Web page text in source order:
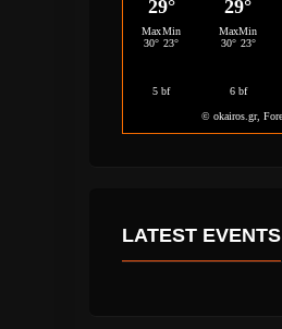
LATEST EVENTS